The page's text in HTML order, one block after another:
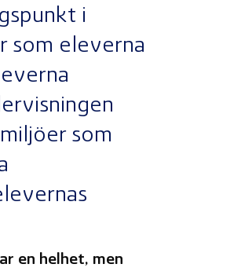
i
som eleverna
som
en helhet, men